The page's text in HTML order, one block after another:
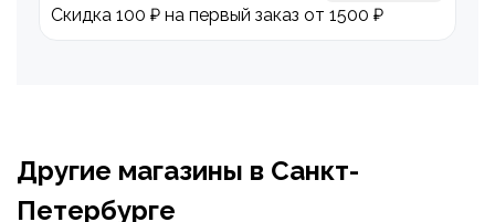
Скидка 100 ₽ на первый заказ от 1500 ₽
Другие магазины в Санкт-
Петербурге